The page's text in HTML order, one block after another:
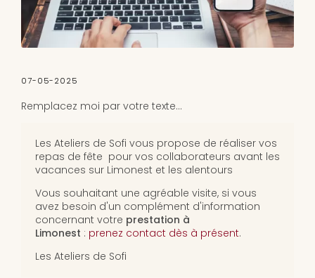
07-05-2025
Remplacez moi par votre texte...
Les Ateliers de Sofi vous propose de réaliser vos
repas de fête pour vos collaborateurs avant les
vacances sur Limonest et les alentours
Vous souhaitant une agréable visite, si vous
avez besoin d'un complément d'information
concernant votre prestation à
Limonest : prenez contact dès à présent.
Les Ateliers de Sofi